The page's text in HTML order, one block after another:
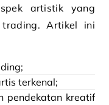
artistik yang
Artikel ini
terkenal;
pendekatan kreatif